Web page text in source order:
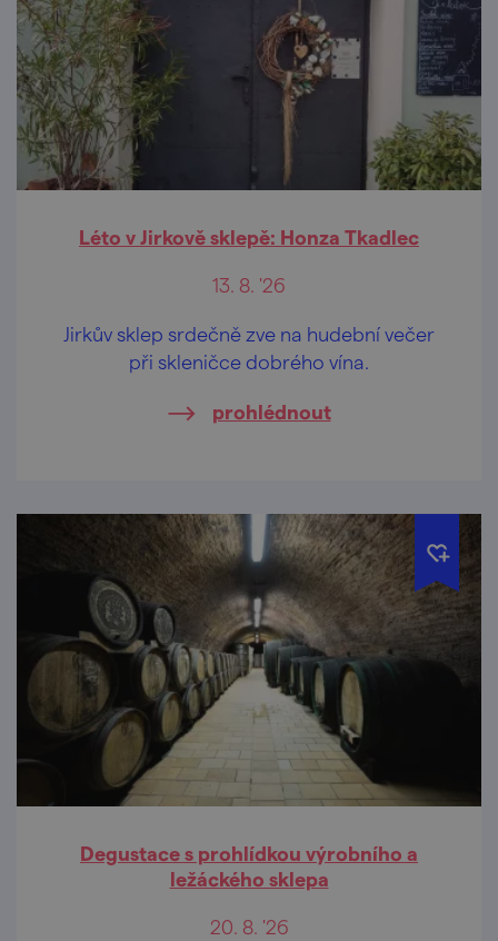
Léto v Jirkově sklepě: Honza Tkadlec
13. 8. '26
Jirkův sklep srdečně zve na hudební večer
při skleničce dobrého vína.
prohlédnout
Degustace s prohlídkou výrobního a
ležáckého sklepa
20. 8. '26